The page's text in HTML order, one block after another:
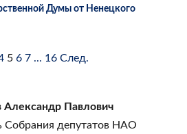
Думы от Ненецкого
5 6 7 ... 16 След.
Александр Павлович
Собрания депутатов НАО